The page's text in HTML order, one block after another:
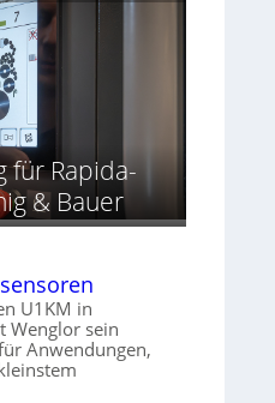
für Rapida-
& Bauer
U1KM in
Wenglor sein
Anwendungen,